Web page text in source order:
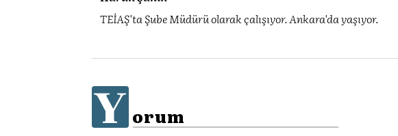
TEİAŞ'ta Şube Müdürü olarak çalışıyor. Ankara'da yaşıyor.
Y orum